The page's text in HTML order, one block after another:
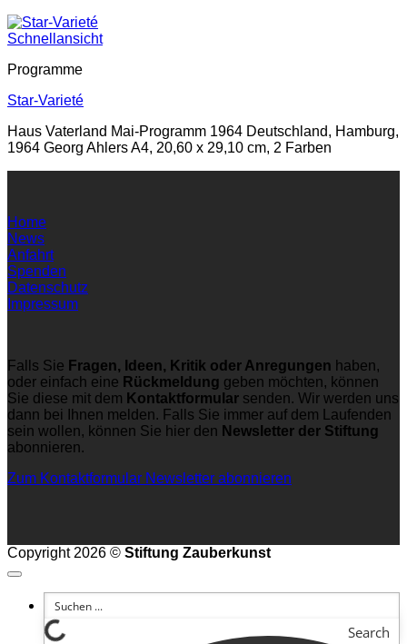
Schnellansicht
Programme
Star-Varieté
Haus Vaterland Mai-Programm 1964 Deutschland, Hamburg,
1964 Georg Ahlers A4, 20,60 x 29,10 cm, 2 Farben
Home
News
Anfahrt
Spenden
Datenschutz
Impressum
Falls Sie Fragen, Ideen, Kritik oder Anregungen haben,
oder einfach eine Rückmeldung geben möchten, können
Sie diese mit dem Kontaktformular senden. Wir werden uns
dann bei Ihnen melden. Falls Sie immer auf dem Laufenden
sein wollen, können Sie hier den Newsletter der Stiftung
abonnieren.
Zum Kontaktformular Newsletter abonnieren
Copyright 2026 © Stiftung Zauberkunst
Search